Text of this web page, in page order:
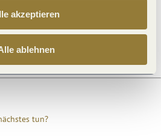
akzeptieren
ablehnen
tun?